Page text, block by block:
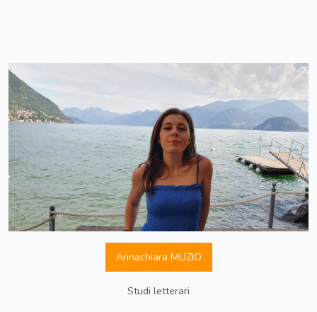
Annachiara MUZIO
Studi letterari